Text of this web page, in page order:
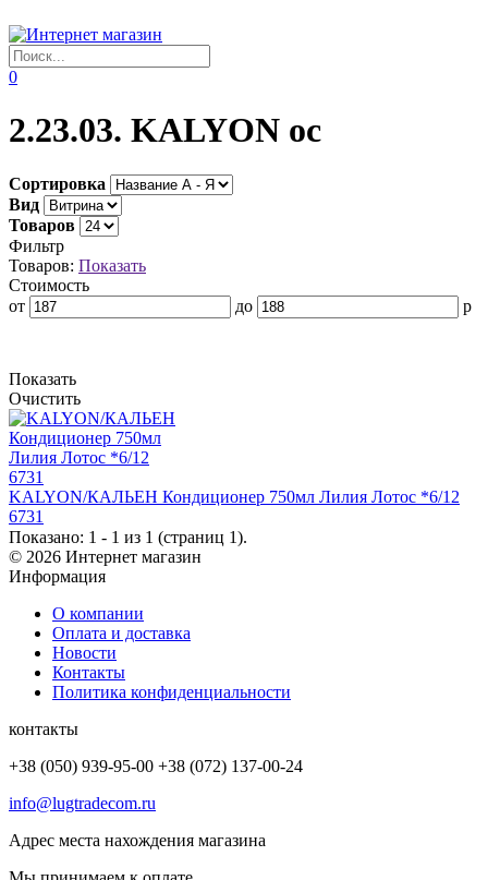
0
2.23.03. KALYON ос
Сортировка
Вид
Товаров
Фильтр
Товаров: Показать
Стоимость
от
до р
Показать
Очистить
KALYON/КАЛЬЕН Кондиционер 750мл Лилия Лотос *6/12
6731
Показано: 1 - 1 из 1 (страниц 1).
© 2026 Интернет магазин
Информация
О компании
Оплата и доставка
Новости
Контакты
Политика конфиденциальности
контакты
+38 (050) 939-95-00 +38 (072) 137-00-24
info@lugtradecom.ru
Адрес места нахождения магазина